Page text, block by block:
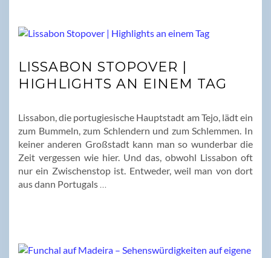
LISSABON STOPOVER |
HIGHLIGHTS AN EINEM TAG
Lissabon, die portugiesische Hauptstadt am Tejo, lädt ein
zum Bummeln, zum Schlendern und zum Schlemmen. In
keiner anderen Großstadt kann man so wunderbar die
Zeit vergessen wie hier. Und das, obwohl Lissabon oft
nur ein Zwischenstop ist. Entweder, weil man von dort
aus dann Portugals …